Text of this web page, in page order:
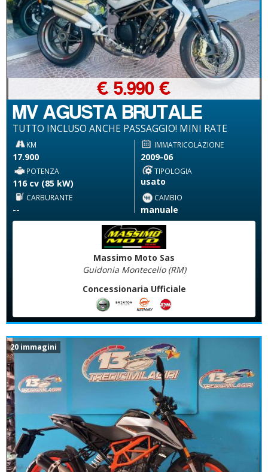
MV AGUSTA BRUTALE
TUTTO INCLUSO ANCHE PASSAGGIO! MINI RATE
€ 5.990 €
KM
17.900
IMMATRICOLAZIONE
2009-06
POTENZA
116 cv (85 kW)
TIPOLOGIA
usato
CARBURANTE
--
CAMBIO
manuale
Massimo Moto Sas
Guidonia Montecelio (RM)
Concessionaria Ufficiale
20 immagini